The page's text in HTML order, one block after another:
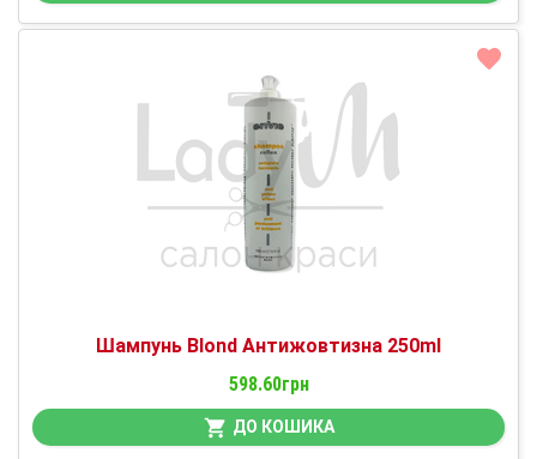
Шампунь Blond Антижовтизна 250ml
598.60грн
ДО КОШИКА